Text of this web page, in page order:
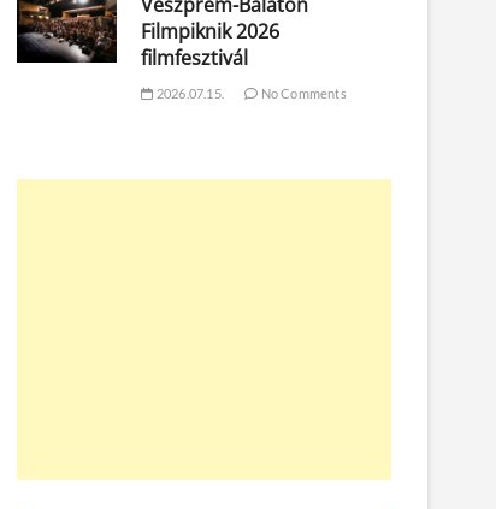
Filmpiknik 2026
filmfesztivál
2026.07.15. No Comments